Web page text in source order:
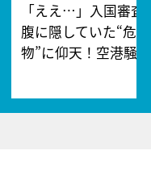
「ええ…」入国審査
腹に隠していた“危
物”に仰天！空港騒